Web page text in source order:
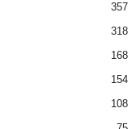
357
318
168
154
108